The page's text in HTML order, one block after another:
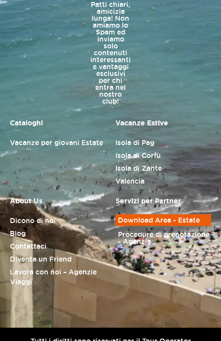
Patti chiari,
amicizia
lunga! Non
amiamo lo
Spam ed
inviamo
solo
contenuti
interessanti
e vantaggi
esclusivi
per chi
entra nel
nostro
club!
Cataloghi
Vacanze per giovani Estate
Vacanze Estive
Isola di Pag
Isola di Corfù
Isola di Zante
Valencia
About Us
Dicono di noi
Blog
Contattaci
Diventa un Friend
Lavora con noi – Agenzie
Viaggi
Servizi per Partner
Download Area - Estate
Procedure di prenotazione
- Agenzia